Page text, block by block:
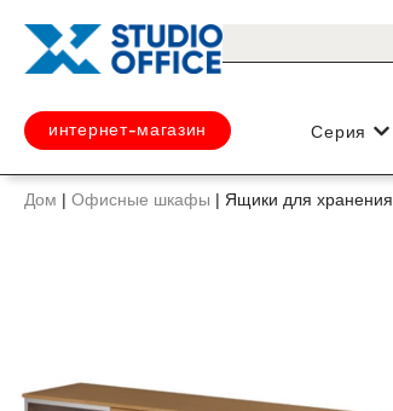
интернет-магазин Серия
Дом | Офисные шкафы | Ящики для хранения